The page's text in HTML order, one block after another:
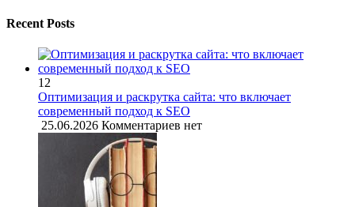
Recent Posts
12
Оптимизация и раскрутка сайта: что включает
современный подход к SEO
25.06.2026 Комментариев нет